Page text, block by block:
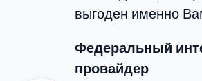
выгоден именно
Федеральный
провайдер